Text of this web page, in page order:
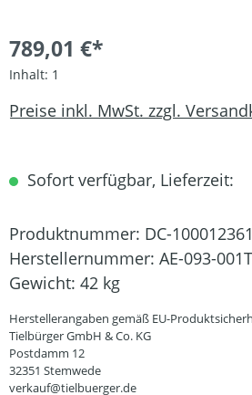
789,01 €*
Inhalt: 1
Preise inkl. MwSt. zzgl.
Sofort verfügbar, Lieferzeit:
Produktnummer: DC-100012361
Herstellernummer: AE-093-
Gewicht: 42 kg
Herstellerangaben gemäß EU-
Tielbürger GmbH & Co. KG
Postdamm 12
32351 Stemwede
verkauf@tielbuerger.de